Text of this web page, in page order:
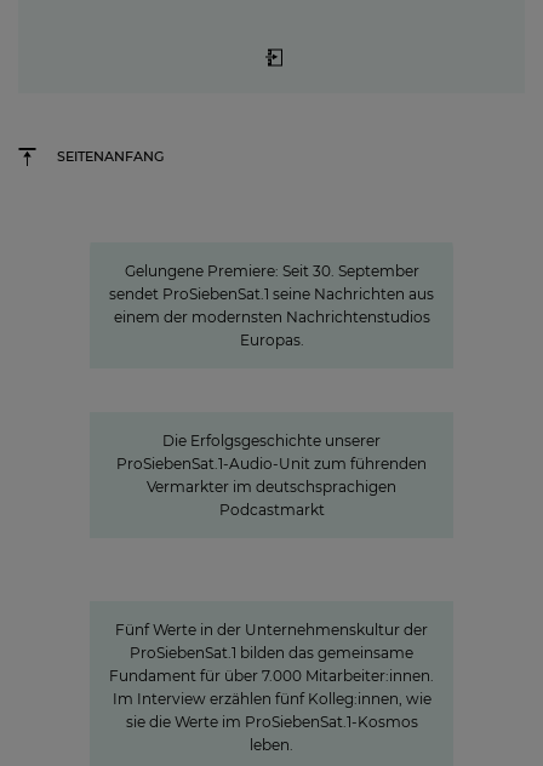
SEITENANFANG
Gelungene Premiere: Seit 30. September
sendet ProSiebenSat.1 seine Nachrichten aus
einem der modernsten Nachrichtenstudios
Europas.
Die Erfolgsgeschichte unserer
ProSiebenSat.1-Audio-Unit zum führenden
Vermarkter im deutschsprachigen
Podcastmarkt
Fünf Werte in der Unternehmenskultur der
ProSiebenSat.1 bilden das gemeinsame
Fundament für über 7.000 Mitarbeiter:innen.
Im Interview erzählen fünf Kolleg:innen, wie
sie die Werte im ProSiebenSat.1-Kosmos
leben.